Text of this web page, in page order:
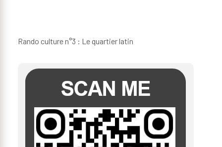
Rando culture n°3 : Le quartier latin